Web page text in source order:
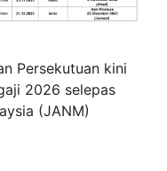
Persekutuan kini
2026 selepas
(JANM)